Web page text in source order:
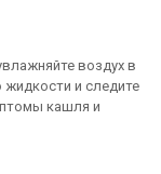
воздух в
жидкости и следите
кашля и